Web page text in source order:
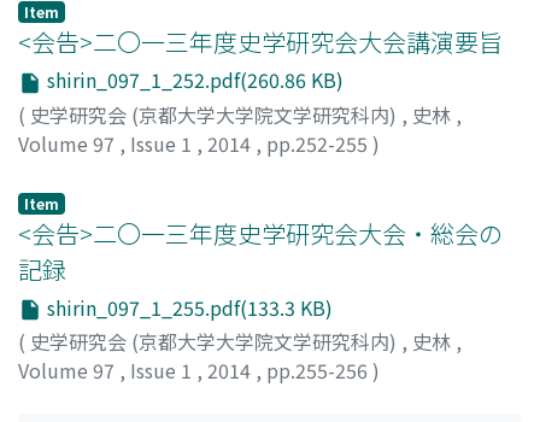
Item
<会告>二〇一三年度史学研究会大会講演要旨
shirin_097_1_252.pdf(260.86 KB)
( 史学研究会 (京都大学大学院文学研究科内) , 史林 ,
Volume 97 , Issue 1 , 2014 , pp.252-255 )
Item
<会告>二〇一三年度史学研究会大会・総会の
記録
shirin_097_1_255.pdf(133.3 KB)
( 史学研究会 (京都大学大学院文学研究科内) , 史林 ,
Volume 97 , Issue 1 , 2014 , pp.255-256 )